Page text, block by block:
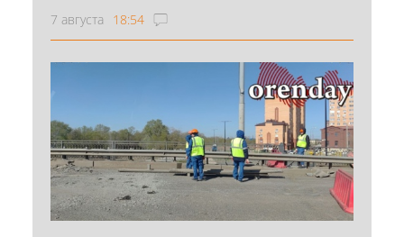
7 августа 18:54